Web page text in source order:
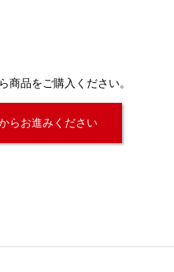
商品をご購入ください。
らお進みください